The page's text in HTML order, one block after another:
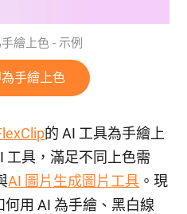
繪上色 - 示例
手繪上色
的 AI 工具為手繪上
工具，滿足不同上色需
AI 圖片生成圖片工具 。現
用 AI 為手繪、黑白線